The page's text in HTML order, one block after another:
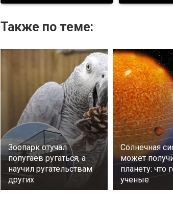
Также по теме:
Зоопарк отучал
попугаев ругаться, а
научил ругательствам
других
Солнечная
может
планету: что
ученые